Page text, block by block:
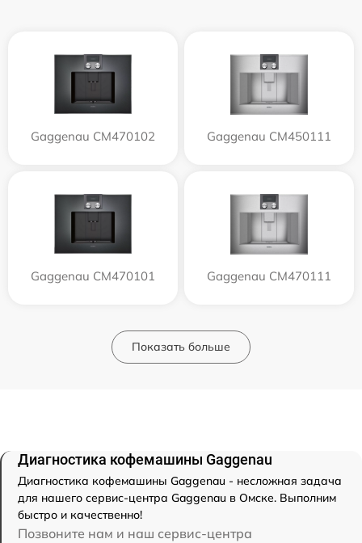
Gaggenau CM470102 Gaggenau CM450111
Gaggenau CM470101 Gaggenau CM470111
Показать больше
Диагностика кофемашины Gaggenau
Диагностика кофемашины Gaggenau - несложная задача
для нашего сервис-центра Gaggenau в Омске. Выполним
быстро и качественно!
Позвоните нам и наш сервис-центра